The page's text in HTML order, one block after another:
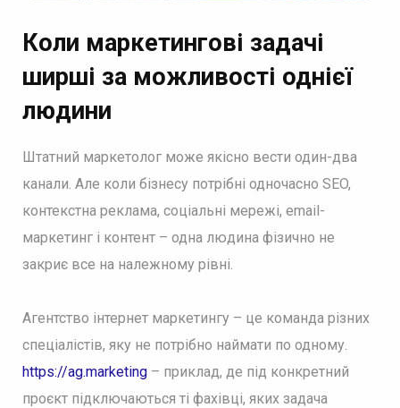
Коли маркетингові задачі
ширші за можливості однієї
людини
Штатний маркетолог може якісно вести один-два
канали. Але коли бізнесу потрібні одночасно SEO,
контекстна реклама, соціальні мережі, email-
маркетинг і контент – одна людина фізично не
закриє все на належному рівні.
Агентство інтернет маркетингу – це команда різних
спеціалістів, яку не потрібно наймати по одному.
https://ag.marketing– приклад, де під конкретний
проєкт підключаються ті фахівці, яких задача